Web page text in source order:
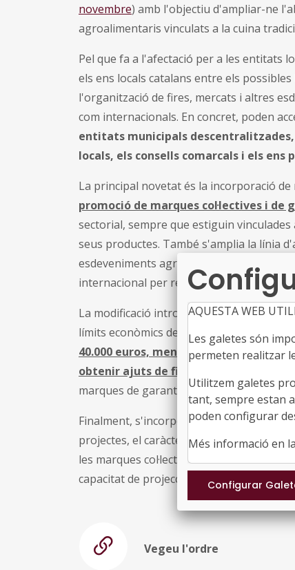
novembre) amb l'objectiu d'ampliar-ne
agroalimentaris vinculats a la cuina
Pel que fa a l'afectació per a les entitats
els ens locals catalans entre els
l'organització de fires, mercats i altres
com internacionals. En concret, poden
entitats municipals
locals, els consells comarcals i els ens
La principal novetat és la incorporació
promoció de marques col·lectives i
sectorial, sempre que estiguin
seus productes. També s'amplia la línia
esdeveniments agroalimentaris, que a
internacional per reforçar la projecció de
La modificació introdueix, a més,
límits econòmics dels ajuts. En particular,
40.000 euros, mentre que
obtenir ajuts de fins a 250.000 euros
marques de garantia i a projectes
Finalment, s'incorporen nous criteris de
projectes, el caràcter nacional o
les marques col·lectives o de garantia,
capacitat de projecció i de dinamització
Vegeu l'ordre
AQUESTA WEB
Les galetes són
permeten realitzar
Utilitzem galetes
tant, sempre estan
poden configurar
Més informació en